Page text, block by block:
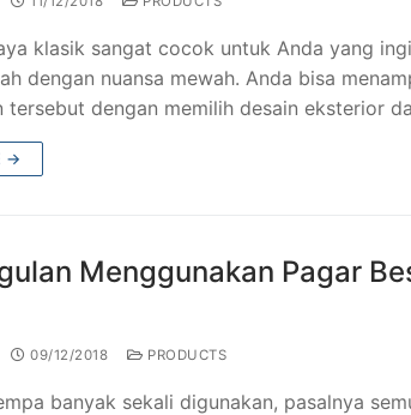
klasik sangat cocok untuk Anda yang
dengan nuansa mewah. Anda bisa
tersebut dengan memilih desain eksterior
→
Menggunakan Pagar
09/12/2018 PRODUCTS
banyak sekali digunakan, pasalnya